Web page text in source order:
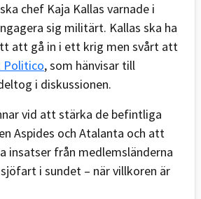
chef Kaja Kallas varnade i
sig militärt. Kallas ska ha
att gå in i ett krig men svårt att
Politico, som hänvisar till
i diskussionen.
vid att stärka de befintliga
Aspides och Atalanta och att
insatser från medlemsländerna
i sundet – när villkoren är